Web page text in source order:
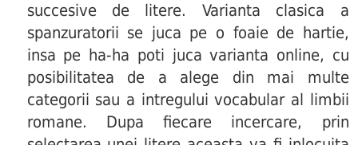
succesive de litere. Varianta clasica a
spanzuratorii se juca pe o foaie de hartie,
insa pe ha-ha poti juca varianta online, cu
posibilitatea de a alege din mai multe
categorii sau a intregului vocabular al limbii
romane. Dupa fiecare incercare, prin